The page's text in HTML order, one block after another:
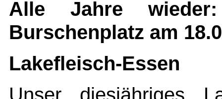
Alle Jahre wieder:
Burschenplatz am
Lakefleisch-Essen
Unser diesjähriges